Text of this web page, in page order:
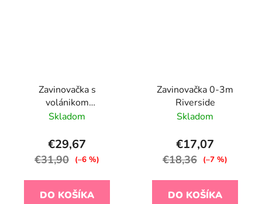
Zavinovačka s
volánikom
BIMBIDREAMS - RIB01
Skladom
€29,67
€31,90 (–6 %)
DO KOŠÍKA
Zavinovačka 0-3m
Riverside
Skladom
€17,07
€18,36 (–7 %)
DO KOŠÍKA